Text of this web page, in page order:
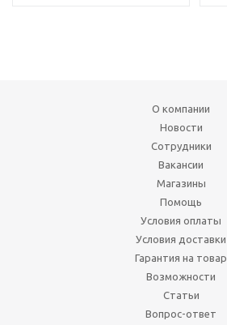
О компании
Новости
Сотрудники
Вакансии
Магазины
Помощь
Условия оплаты
Условия доставки
Гарантия на товар
Возможности
Статьи
Вопрос-ответ